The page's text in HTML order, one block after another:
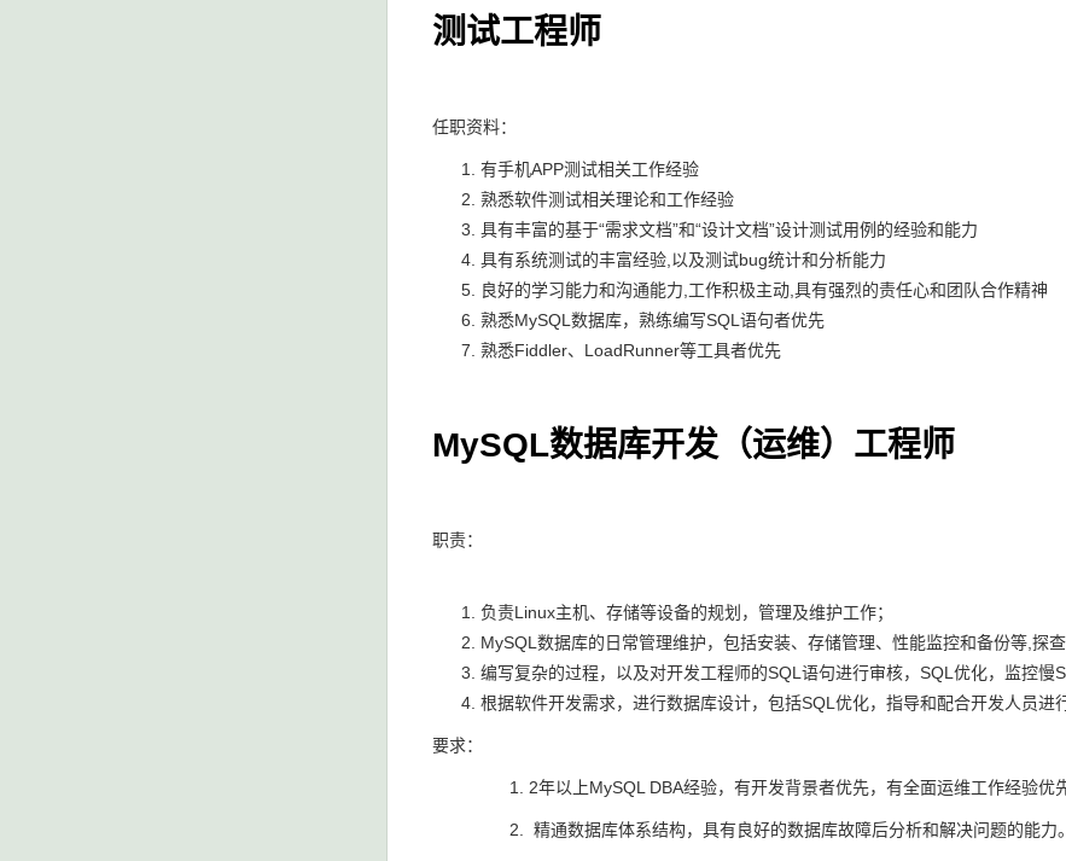
测试工程师
任职资料：
有手机APP测试相关工作经验
熟悉软件测试相关理论和工作经验
具有丰富的基于“需求文档”和“设计文档”设计测试用例的经验和能力
具有系统测试的丰富经验,以及测试bug统计和分析能力
良好的学习能力和沟通能力,工作积极主动,具有强烈的责任心和团队合作精神
熟悉MySQL数据库，熟练编写SQL语句者优先
熟悉Fiddler、LoadRunner等工具者优先
MySQL数据库开发（运维）工程师
职责：
负责Linux主机、存储等设备的规划，管理及维护工作；
MySQL数据库的日常管理维护，包括安装、存储管理、性能监控和备份等,探
编写复杂的过程，以及对开发工程师的SQL语句进行审核，SQL优化，监控慢
根据软件开发需求，进行数据库设计，包括SQL优化，指导和配合开发人员进
要求：
2年以上MySQL DBA经验，有开发背景者优先，有全面运维工作经验优先
精通数据库体系结构，具有良好的数据库故障后分析和解决问题的能力。